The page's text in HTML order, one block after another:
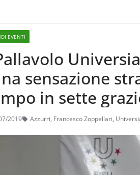
EVENTI
sensazione
in sette
2019 Azzurri, Francesco Zoppellari,